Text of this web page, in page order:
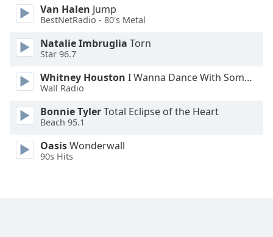
Font
Text
Edge
Family
Van Halen Jump
BestNetRadio - 80's Metal
Natalie Imbruglia Torn
Star 96.7
Whitney Houston I Wanna Dance With Somebody
Wall Radio
Bonnie TylerTotal Eclipse of the Heart
Beach 95.1
OasisWonderwall
90s Hits